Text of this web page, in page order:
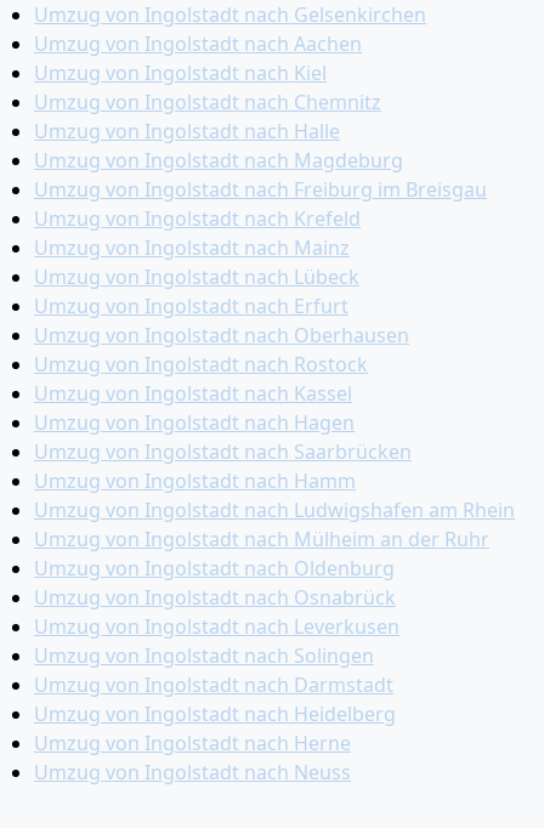
Umzug von Ingolstadt nach Gelsenkirchen
Umzug von Ingolstadt nach Aachen
Umzug von Ingolstadt nach Kiel
Umzug von Ingolstadt nach Chemnitz
Umzug von Ingolstadt nach Halle
Umzug von Ingolstadt nach Magdeburg
Umzug von Ingolstadt nach Freiburg im Breisgau
Umzug von Ingolstadt nach Krefeld
Umzug von Ingolstadt nach Mainz
Umzug von Ingolstadt nach Lübeck
Umzug von Ingolstadt nach Erfurt
Umzug von Ingolstadt nach Oberhausen
Umzug von Ingolstadt nach Rostock
Umzug von Ingolstadt nach Kassel
Umzug von Ingolstadt nach Hagen
Umzug von Ingolstadt nach Saarbrücken
Umzug von Ingolstadt nach Hamm
Umzug von Ingolstadt nach Ludwigshafen am Rhein
Umzug von Ingolstadt nach Mülheim an der Ruhr
Umzug von Ingolstadt nach Oldenburg
Umzug von Ingolstadt nach Osnabrück
Umzug von Ingolstadt nach Leverkusen
Umzug von Ingolstadt nach Solingen
Umzug von Ingolstadt nach Darmstadt
Umzug von Ingolstadt nach Heidelberg
Umzug von Ingolstadt nach Herne
Umzug von Ingolstadt nach Neuss